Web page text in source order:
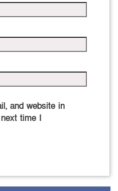
and website in
time I